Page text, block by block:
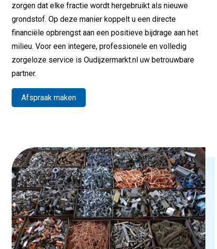
zorgen dat elke fractie wordt hergebruikt als nieuwe
grondstof. Op deze manier koppelt u een directe
financiële opbrengst aan een positieve bijdrage aan het
milieu. Voor een integere, professionele en volledig
zorgeloze service is Oudijzermarkt.nl uw betrouwbare
partner.
Afspraak maken